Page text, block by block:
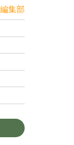
集部